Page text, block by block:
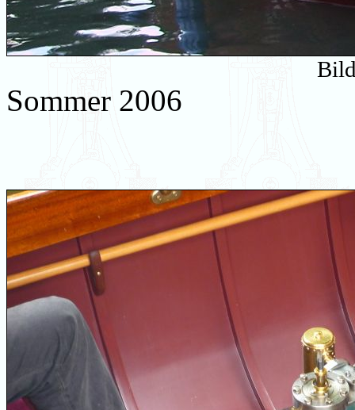
Sommer 2006